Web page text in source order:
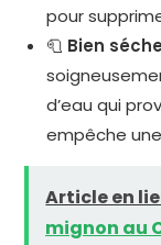
pour
🧻 Bien
d’eau qui
empêche
Article en
mignon au